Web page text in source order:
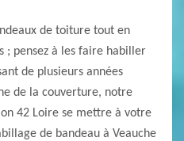
de toiture tout en
; pensez à les faire habiller
de plusieurs années
de la couverture, notre
42 Loire se mettre à votre
de bandeau à Veauche